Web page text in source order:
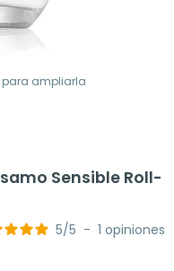
para ampliarla
Sensible Roll-
5/5 - 1 opiniones